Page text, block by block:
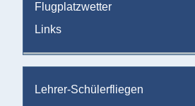
Flugplatzwetter
Links
Lehrer-Schülerfliegen